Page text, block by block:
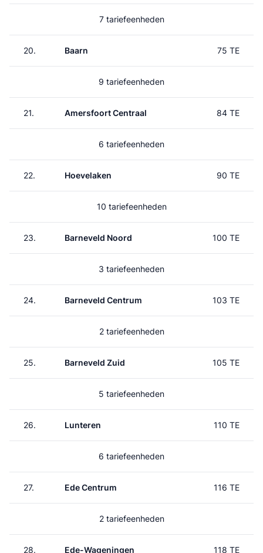
7 tariefeenheden
20. Baarn 75 TE
9 tariefeenheden
21. Amersfoort Centraal 84 TE
6 tariefeenheden
22. Hoevelaken 90 TE
10 tariefeenheden
23. Barneveld Noord 100 TE
3 tariefeenheden
24. Barneveld Centrum 103 TE
2 tariefeenheden
25. Barneveld Zuid 105 TE
5 tariefeenheden
26. Lunteren 110 TE
6 tariefeenheden
27. Ede Centrum 116 TE
2 tariefeenheden
28. Ede-Wageningen 118 TE